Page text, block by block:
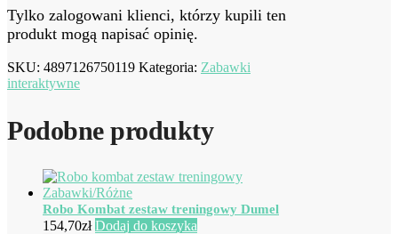
Tylko zalogowani klienci, którzy kupili ten
produkt mogą napisać opinię.
SKU: 4897126750119 Kategoria: Zabawki
interaktywne
Podobne produkty
Robo Kombat zestaw treningowy Dumel
154,70zł Dodaj do koszyka